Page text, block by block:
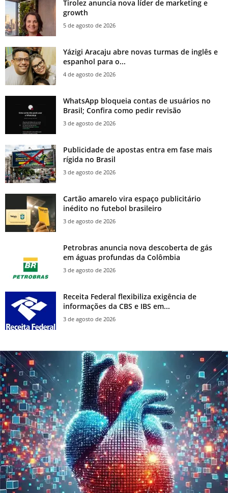
Tirolez anuncia nova líder de marketing e
growth
5 de agosto de 2026
Yázigi Aracaju abre novas turmas de inglês e
espanhol para o...
4 de agosto de 2026
WhatsApp bloqueia contas de usuários no
Brasil; Confira como pedir revisão
3 de agosto de 2026
Publicidade de apostas entra em fase mais
rígida no Brasil
3 de agosto de 2026
Cartão amarelo vira espaço publicitário
inédito no futebol brasileiro
3 de agosto de 2026
Petrobras anuncia nova descoberta de gás
em águas profundas da Colômbia
3 de agosto de 2026
Receita Federal flexibiliza exigência de
informações da CBS e IBS em...
3 de agosto de 2026